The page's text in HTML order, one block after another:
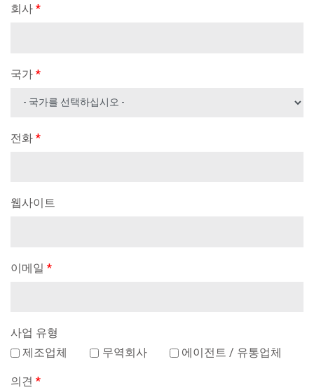
회사 *
국가 *
전화 *
웹사이트
이메일 *
사업 유형
제조업체
무역회사 에이전트 / 유통업체
의견 *